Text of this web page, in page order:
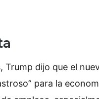
dijo que el
para la